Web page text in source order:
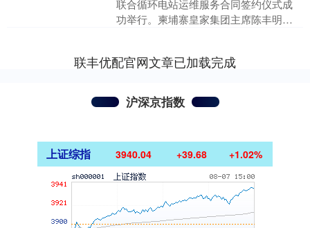
联合循环电站运维服务合同签约仪式成
功举行。柬埔寨皇家集团主席陈丰明，
联丰优配官网文章已加载完成
沪深京指数
上证综指 3940.04 +39.68 +1.02%